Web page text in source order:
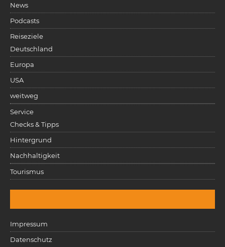
News
Podcasts
Reiseziele
Deutschland
Europa
USA
weitweg
Service
Checks & Tipps
Hintergrund
Nachhaltigkeit
Tourismus
Impressum
Datenschutz